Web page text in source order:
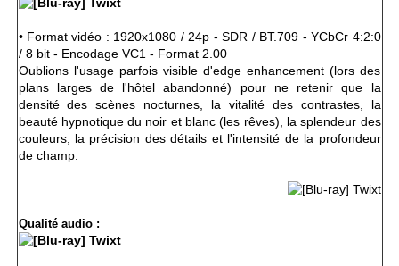
• Format vidéo : 1920x1080 / 24p - SDR / BT.709 - YCbCr 4:2:0
/ 8 bit - Encodage VC1 - Format 2.00
Oublions l'usage parfois visible d'edge enhancement (lors des
plans larges de l'hôtel abandonné) pour ne retenir que la
densité des scènes nocturnes, la vitalité des contrastes, la
beauté hypnotique du noir et blanc (les rêves), la splendeur des
couleurs, la précision des détails et l'intensité de la profondeur
de champ.
Qualité audio :